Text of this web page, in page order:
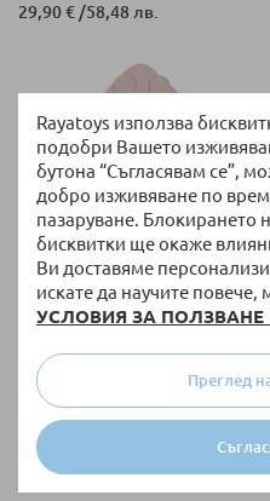
Rayatoys използва
подобри Вашето
бутона “Съгласявам се”,
добро изживяване по
пазаруване. Блокирането
бисквитки ще окаже
Ви доставяме
искате да научите повече,
УСЛОВИЯ ЗА ПОЛЗВАНЕ
Преглед
29,90 €/58,48 лв.
Lionelo
40,90 €/79,99 лв.